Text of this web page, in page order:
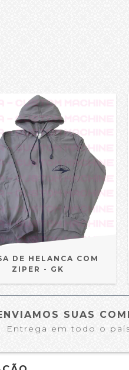
DE HELANCA COM
ZIPER - GK
SUAS
Entrega em todo o